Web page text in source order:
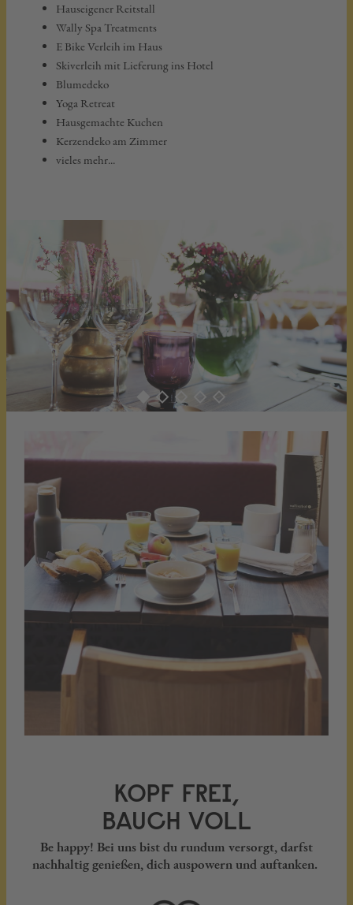
Hauseigener Reitstall
Wally Spa Treatments
E Bike Verleih im Haus
Skiverleih mit Lieferung ins Hotel
Blumedeko
Yoga Retreat
Hausgemachte Kuchen
Kerzendeko am Zimmer
vieles mehr...
KOPF FREI,
BAUCH VOLL
Be happy! Bei uns bist du rundum versorgt, darfst
nachhaltig genießen, dich auspowern und auftanken.